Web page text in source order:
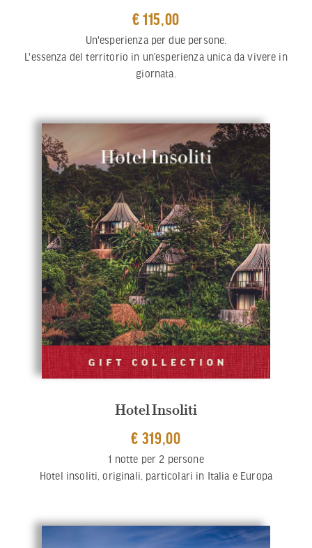
€ 115,00
Un'esperienza per due persone.
L'essenza del territorio in un’esperienza unica da vivere in
giornata.
Hotel Insoliti
€ 319,00
1 notte per 2 persone
Hotel insoliti, originali, particolari in Italia e Europa